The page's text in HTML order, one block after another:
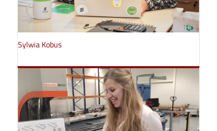
Sylwia Kobus